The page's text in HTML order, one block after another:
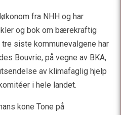
fra NHH og har
og bok om bærekraftig
siste kommunevalgene har
Bouvrie, på vegne av BKA,
av klimafaglig hjelp
i hele landet.
kone Tone på